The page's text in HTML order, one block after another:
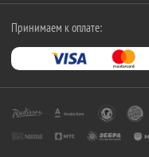
Принимаем к оплате: